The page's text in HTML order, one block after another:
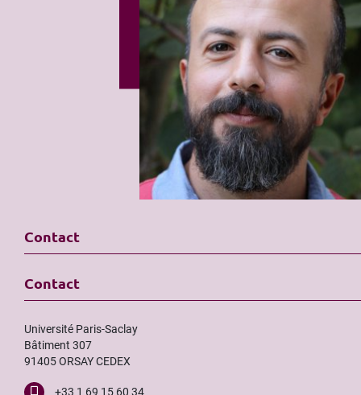
Contact
Contact
Université Paris-Saclay
Bâtiment 307
91405 ORSAY CEDEX
+33 1 69 15 60 34